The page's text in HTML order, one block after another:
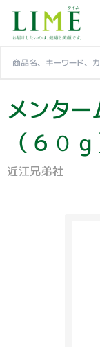
メンタ
（６０ｇ
近江兄弟社